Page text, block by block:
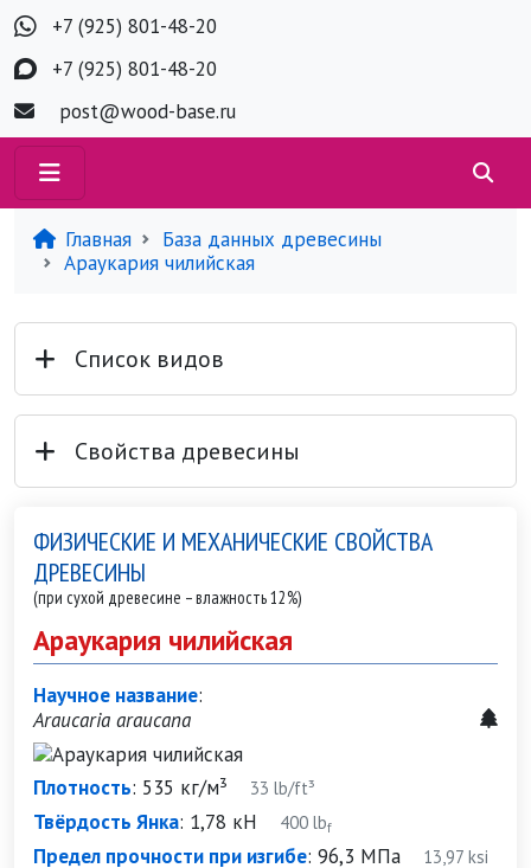
+7 (925) 801-48-20
+7 (925) 801-48-20
post@wood-base.ru
Главная
База данных древесины
Араукария чилийская
Список видов
Свойства древесины
ФИЗИЧЕСКИЕ И МЕХАНИЧЕСКИЕ СВОЙСТВА
ДРЕВЕСИНЫ
(при сухой древесине – влажность 12%)
Араукария чилийская
Научное название:
Araucaria araucana
Плотность: 535 кг/м³ 33 lb/ft³
Твёрдость Янка: 1,78 кН 400 lbf
Предел прочности при изгибе: 96,3 МПа 13,97 ksi